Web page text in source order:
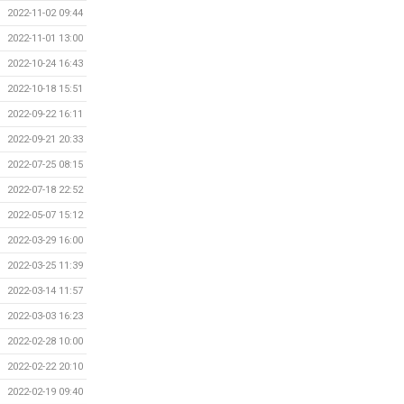
2022-11-02 09:44
2022-11-01 13:00
2022-10-24 16:43
2022-10-18 15:51
2022-09-22 16:11
2022-09-21 20:33
2022-07-25 08:15
2022-07-18 22:52
2022-05-07 15:12
2022-03-29 16:00
2022-03-25 11:39
2022-03-14 11:57
2022-03-03 16:23
2022-02-28 10:00
2022-02-22 20:10
2022-02-19 09:40